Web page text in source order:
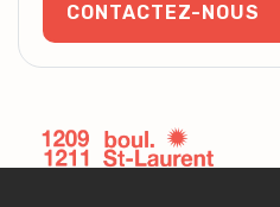
CONTACTEZ-NOUS